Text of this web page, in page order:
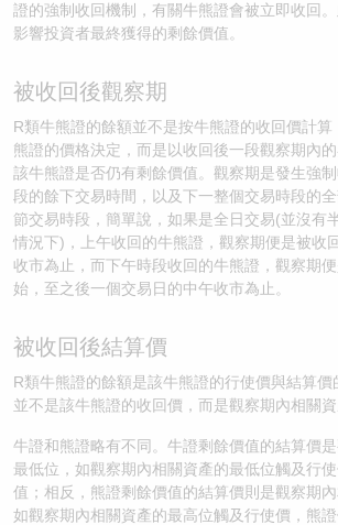
證的強制收回機制，有關牛熊證會被立即收回
影響投資者最終獲得的剩餘價值。
被收回後觀察期
R類牛熊證的餘額並不是按牛熊證的收回價計算
熊證的價格決定，而是以收回後一段觀察期內
該牛熊證是否仍有剩餘價值。觀察期是發生強
段的餘下交易時間，以及下一整個交易時段的
節交易時段，簡單說，如果是全日交易(並沒有
情況下)，上午收回的牛熊證，觀察期便是被收
收市為止，而下午時段收回的牛熊證，觀察期
始，至之後一個交易日的中午收市為止。
被收回後結算價
R類牛熊證的餘額是該牛熊證的行使價與結算價
並不是該牛熊證的收回價，而是觀察期內相關資
牛證和熊證略有不同。牛證剩餘價值的結算價
最低位，如觀察期內相關資產的最低位觸及行
值；相反，熊證剩餘價值的結算價則是觀察期
如觀察期內相關資產的最高位觸及行使價，熊證